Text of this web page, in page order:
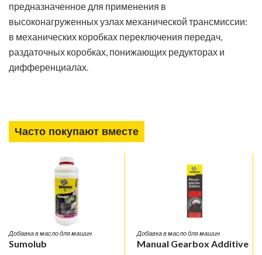
предназначенное для применения в
высоконагруженных узлах механической трансмиссии:
в механических коробках переключения передач,
раздаточных коробках, понижающих редукторах и
дифференциалах.
Часто покупают вместе
Добавка в масло для машин
Sumolub
Добавка в масло для машин
Manual Gearbox Additive